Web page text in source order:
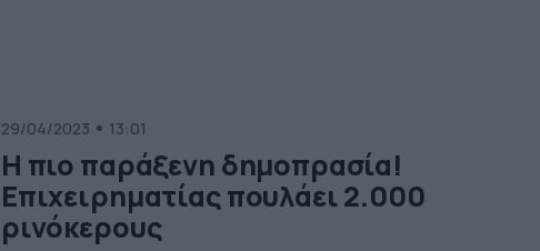
29/04/2023 13:01
Η πιο παράξενη δημοπρασία!
Επιχειρηματίας πουλάει 2.000
ρινόκερους